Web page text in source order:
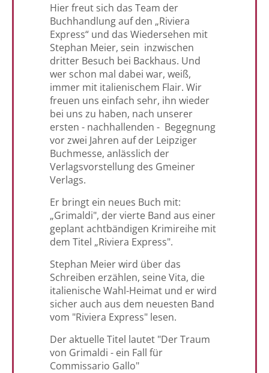
Hier freut sich das Team der
Buchhandlung auf den „Riviera
Express“ und das Wiedersehen mit
Stephan Meier, sein inzwischen
dritter Besuch bei Backhaus. Und
wer schon mal dabei war, weiß,
immer mit italienischem Flair. Wir
freuen uns einfach sehr, ihn wieder
bei uns zu haben, nach unserer
ersten - nachhallenden - Begegnung
vor zwei Jahren auf der Leipziger
Buchmesse, anlässlich der
Verlagsvorstellung des Gmeiner
Verlags.
Er bringt ein neues Buch mit:
„Grimaldi", der vierte Band aus einer
geplant achtbändigen Krimireihe mit
dem Titel „Riviera Express".
Stephan Meier wird über das
Schreiben erzählen, seine Vita, die
italienische Wahl-Heimat und er wird
sicher auch aus dem neuesten Band
vom "Riviera Express" lesen.
Der aktuelle Titel lautet "Der Traum
von Grimaldi - ein Fall für
Commissario Gallo"